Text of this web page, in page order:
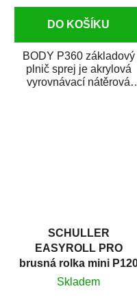
DO KOŠÍKU
BODY P360 základový
plnič sprej je akrylová
vyrovnávací nátěrová
SCHULLER
EASYROLL PRO
brusná rolka mini
Skladem